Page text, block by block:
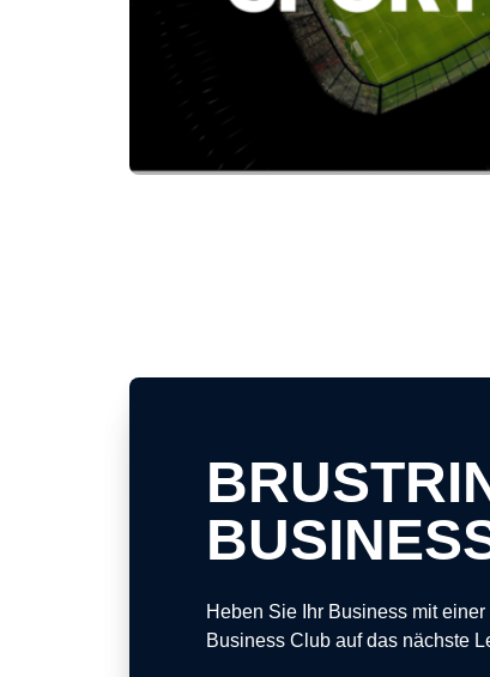
Heben Sie Ihr Business mit
Business Club auf das nächste